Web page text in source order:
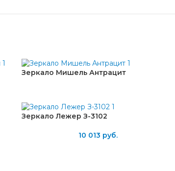
Зеркало Мишель Антрацит
Зеркало Лежер З-3102
10 013 руб.